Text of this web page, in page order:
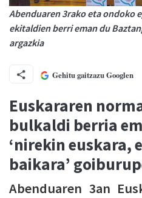
Abenduaren 3rako eta ondoko
ekitaldien berri eman du
argazkia
Gehitu gaitzazu Googlen
Euskararen
bulkaldi berria
‘nirekin euskara,
baikara’
Abenduaren 3an